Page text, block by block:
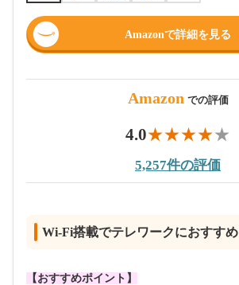
Amazonで詳細を見る
Amazon での評価
4.0
5,257件の評価
Wi-Fi搭載でテレワークにおすすめ
【おすすめポイント】